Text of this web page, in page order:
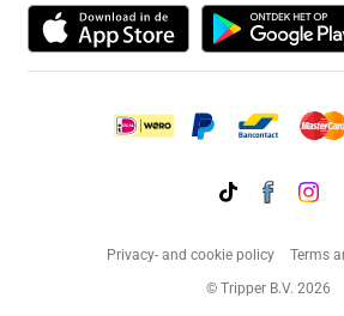
Privacy- and cookie policy
Terms
© Tripper B.V. 2026